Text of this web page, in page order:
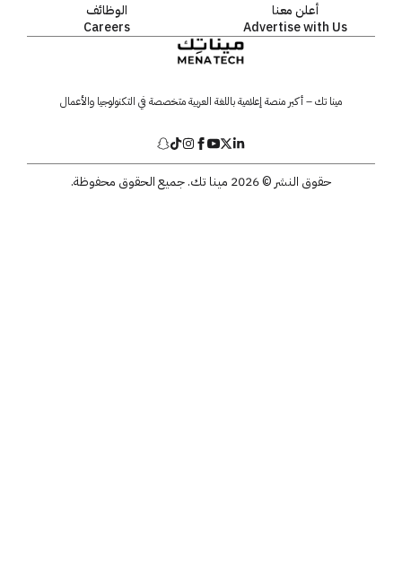
أعلن معنا
Advertise with Us
الوظائف
Careers
مينا تك – أكبر منصة إعلامية باللغة العربية متخصصة في التكنولوجيا والأعمال
حقوق النشر © 2026 مينا تك. جميع الحقوق محفوظة.